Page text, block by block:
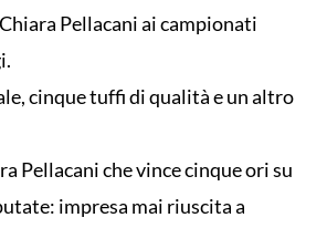
Pellacani ai campionati
cinque tuffi di qualità e un altro
Pellacani che vince cinque ori su
impresa mai riuscita a